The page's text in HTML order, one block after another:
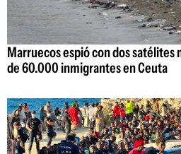
Marruecos espió con dos satélites
de 60.000 inmigrantes en Ceuta